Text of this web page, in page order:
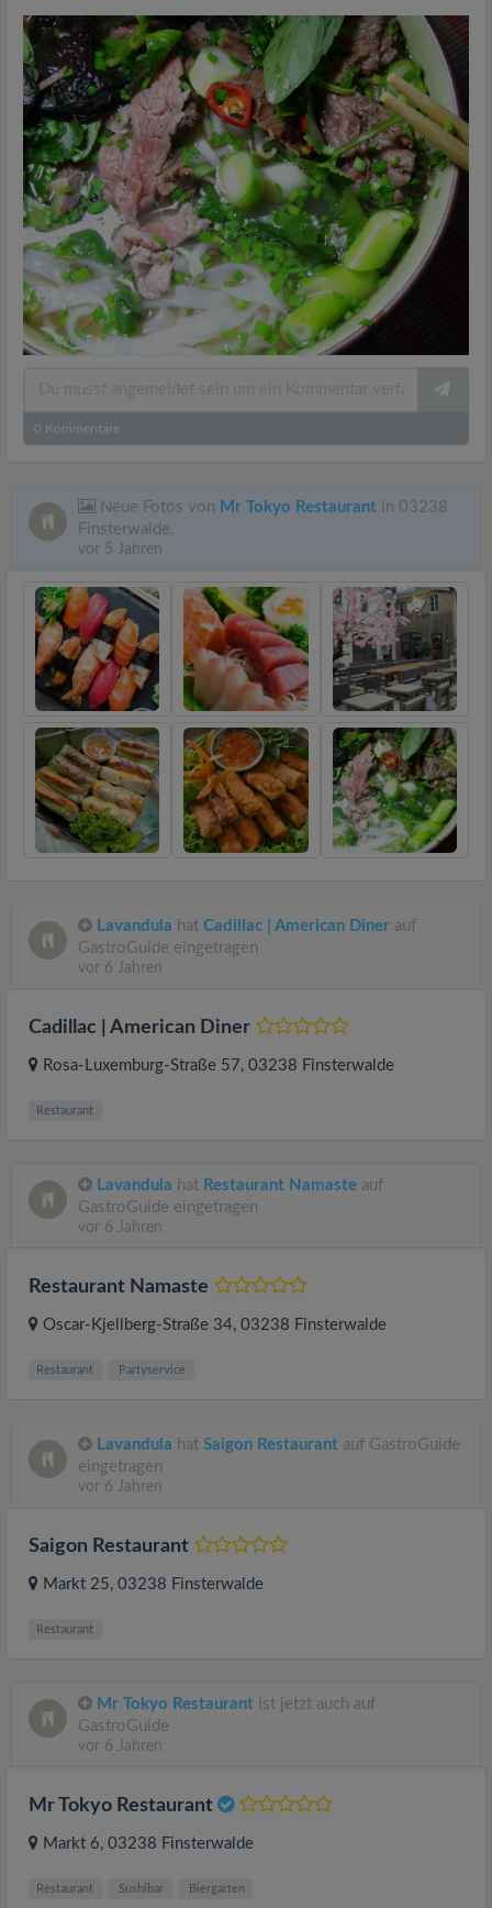
0 Kommentare
Neue Fotos von Mr Tokyo Restaurant in 03238
Finsterwalde.
vor 5 Jahren
Lavandula hat Cadillac | American Diner auf
GastroGuide eingetragen
vor 6 Jahren
Cadillac | American Diner
Rosa-Luxemburg-Straße 57, 03238 Finsterwalde
Restaurant
Lavandula hat Restaurant Namaste auf
GastroGuide eingetragen
vor 6 Jahren
Restaurant Namaste
Oscar-Kjellberg-Straße 34, 03238 Finsterwalde
Restaurant Partyservice
Lavandula hat Saigon Restaurant auf GastroGuide
eingetragen
vor 6 Jahren
Saigon Restaurant
Markt 25, 03238 Finsterwalde
Restaurant
Mr Tokyo Restaurant ist jetzt auch auf
GastroGuide
vor 6 Jahren
Mr Tokyo Restaurant
Markt 6, 03238 Finsterwalde
Restaurant Sushibar Biergarten